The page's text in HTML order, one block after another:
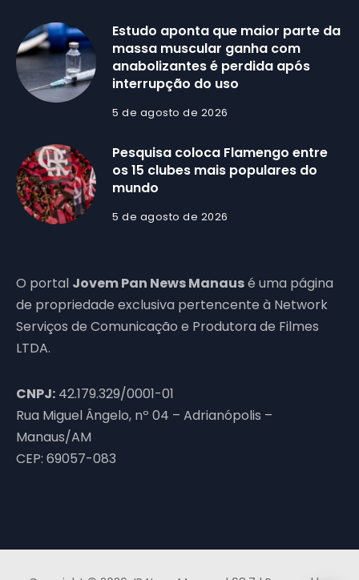
Estudo aponta que maior parte da
massa muscular ganha com
anabolizantes é perdida após
interrupção do uso
5 de agosto de 2026
Pesquisa coloca Flamengo entre
os 15 clubes mais populares do
mundo
5 de agosto de 2026
O portal Jovem Pan News Manausé uma página
de propriedade exclusiva pertencente à Network
Serviços de Comunicação e Produtora de Filmes
LTDA.
CNPJ: 42.179.329/0001-01
Rua Miguel Ângelo, nº 04 – Adrianópolis –
Manaus/AM
CEP: 69057-083